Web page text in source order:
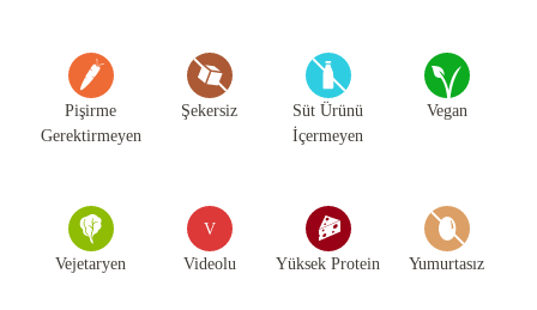
Pişirme
Gerektirmeyen
Şekersiz
Süt Ürünü
İçermeyen
Vegan
Vejetaryen
V
Videolu Yüksek Protein Yumurtasız